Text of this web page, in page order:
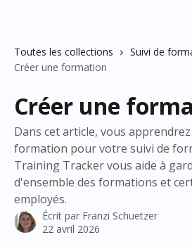
Toutes les collections
Suivi de
Créer une formation
Créer une
Dans cet article, vous
formation pour votre suivi de
Training Tracker vous aide à
d'ensemble des formations et
employés.
Écrit par Franzi Schuetzer
22 avril 2026